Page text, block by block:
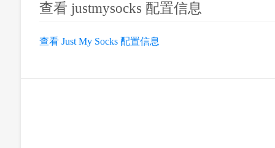
查看 justmysocks 配置信息
查看 Just My Socks 配置信息